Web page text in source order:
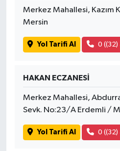
Merkez Mahallesi, Kazım
Mersin
Yol Tarifi Al 0 ((32)
HAKAN ECZANESİ
Merkez Mahallesi,
Sevk. No:23/A Erdemli /
Yol Tarifi Al 0 ((32)